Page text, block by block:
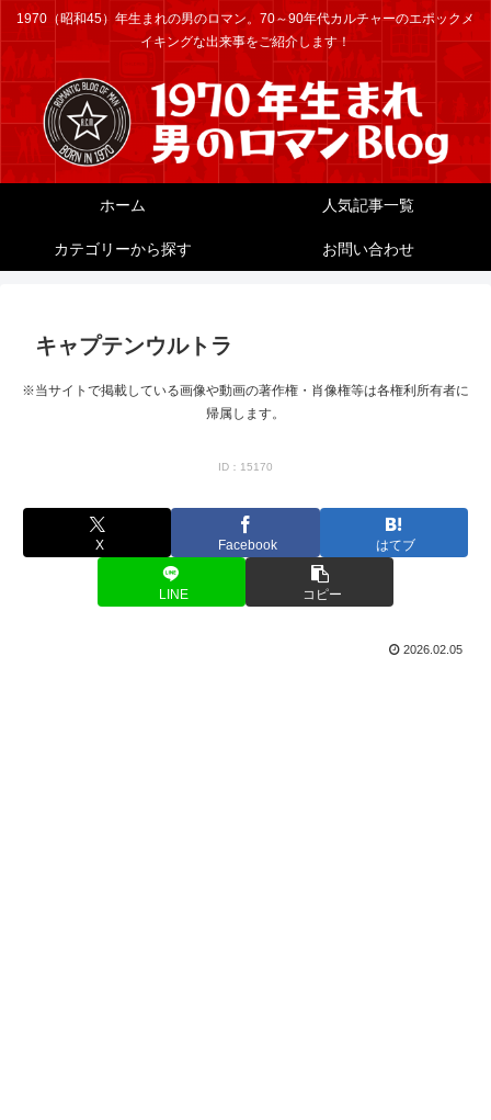
1970（昭和45）年生まれの男のロマン。70～90年代カルチャーのエポックメ
イキングな出来事をご紹介します！
ホーム 人気記事一覧
カテゴリーから探す お問い合わせ
キャプテンウルトラ
※当サイトで掲載している画像や動画の著作権・肖像権等は各権利所有者に
帰属します。
ID：15170
X Facebook はてブ
LINE コピー
2026.02.05